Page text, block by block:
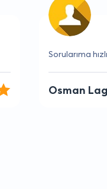
Sorularıma
Osman